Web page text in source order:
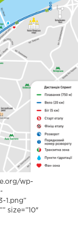
wp-
1.png”
size=”10″